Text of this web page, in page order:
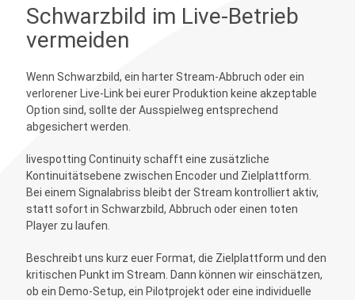
Schwarzbild im Live-Betrieb
vermeiden
Wenn Schwarzbild, ein harter Stream-Abbruch oder ein
verlorener Live-Link bei eurer Produktion keine akzeptable
Option sind, sollte der Ausspielweg entsprechend
abgesichert werden.
livespotting Continuity schafft eine zusätzliche
Kontinuitätsebene zwischen Encoder und Zielplattform.
Bei einem Signalabriss bleibt der Stream kontrolliert aktiv,
statt sofort in Schwarzbild, Abbruch oder einen toten
Player zu laufen.
Beschreibt uns kurz euer Format, die Zielplattform und den
kritischen Punkt im Stream. Dann können wir einschätzen,
ob ein Demo-Setup, ein Pilotprojekt oder eine individuelle